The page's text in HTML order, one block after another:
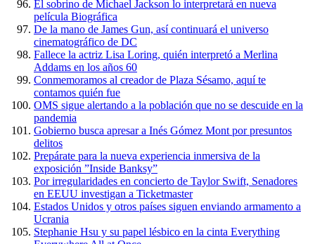
El sobrino de Michael Jackson lo interpretará en nueva
película Biográfica
De la mano de James Gun, así continuará el universo
cinematográfico de DC
Fallece la actriz Lisa Loring, quién interpretó a Merlina
Addams en los años 60
Conmemoramos al creador de Plaza Sésamo, aquí te
contamos quién fue
OMS sigue alertando a la población que no se descuide en la
pandemia
Gobierno busca apresar a Inés Gómez Mont por presuntos
delitos
Prepárate para la nueva experiencia inmersiva de la
exposición ”Inside Banksy”
Por irregularidades en concierto de Taylor Swift, Senadores
en EEUU investigan a Ticketmaster
Estados Unidos y otros países siguen enviando armamento a
Ucrania
Stephanie Hsu y su papel lésbico en la cinta Everything